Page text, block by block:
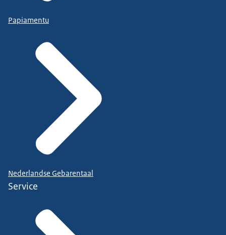
Papiamentu
Nederlandse Gebarentaal
Service